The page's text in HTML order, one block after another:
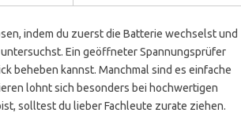
indem du zuerst die Batterie wechselst und
Ein geöffneter Spannungsprüfer
beheben kannst. Manchmal sind es einfache
lohnt sich besonders bei hochwertigen
solltest du lieber Fachleute zurate ziehen.